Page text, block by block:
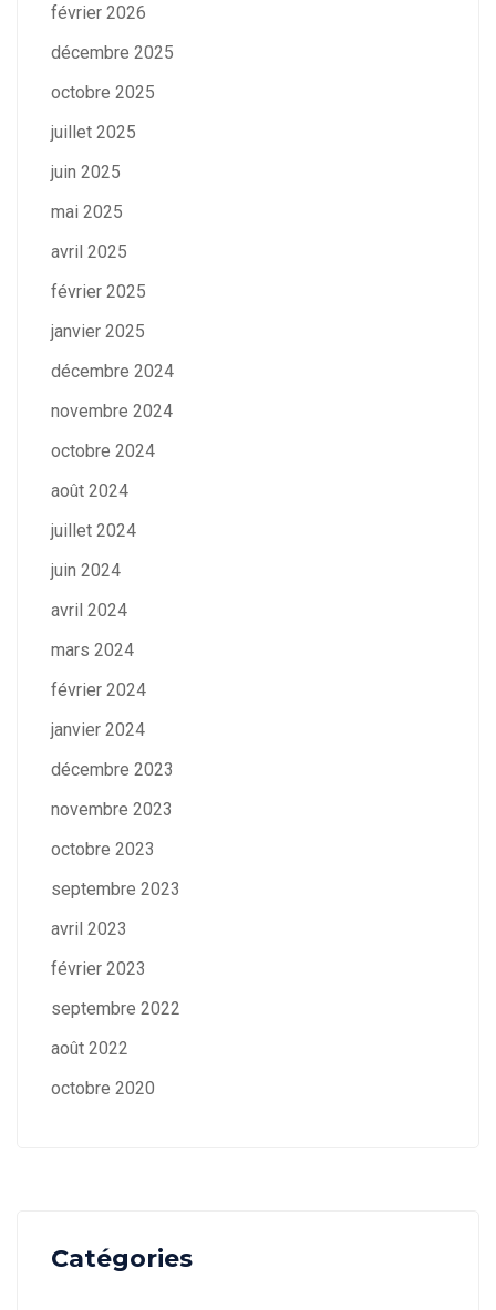
février 2026
décembre 2025
octobre 2025
juillet 2025
juin 2025
mai 2025
avril 2025
février 2025
janvier 2025
décembre 2024
novembre 2024
octobre 2024
août 2024
juillet 2024
juin 2024
avril 2024
mars 2024
février 2024
janvier 2024
décembre 2023
novembre 2023
octobre 2023
septembre 2023
avril 2023
février 2023
septembre 2022
août 2022
octobre 2020
Catégories